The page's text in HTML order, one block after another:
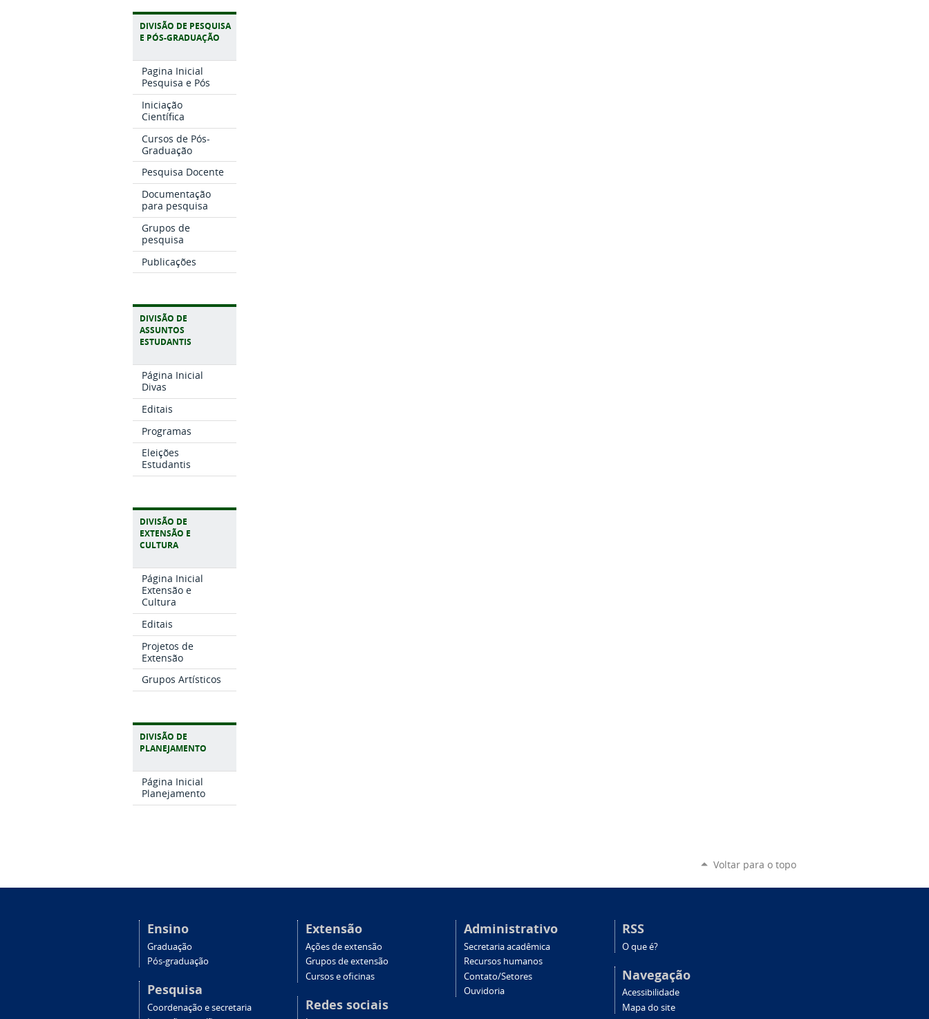
DIVISÃO DE PESQUISA
E PÓS-GRADUAÇÃO
Pagina Inicial
Pesquisa e Pós
Iniciação
Científica
Cursos de Pós-
Graduação
Pesquisa Docente
Documentação
para pesquisa
Grupos de
pesquisa
Publicações
DIVISÃO DE
ASSUNTOS
ESTUDANTIS
Página Inicial
Divas
Editais
Programas
Eleições
Estudantis
DIVISÃO DE
EXTENSÃO E
CULTURA
Página Inicial
Extensão e
Cultura
Editais
Projetos de
Extensão
Grupos Artísticos
DIVISÃO DE
PLANEJAMENTO
Página Inicial
Planejamento
Voltar para o topo
Ensino
Graduação
Pós-graduação
Pesquisa
Coordenação e secretaria
Extensão
Ações de extensão
Grupos de extensão
Cursos e oficinas
Redes sociais
Administrativo
Secretaria acadêmica
Recursos humanos
Contato/Setores
Ouvidoria
RSS
O que é?
Navegação
Acessibilidade
Mapa do site